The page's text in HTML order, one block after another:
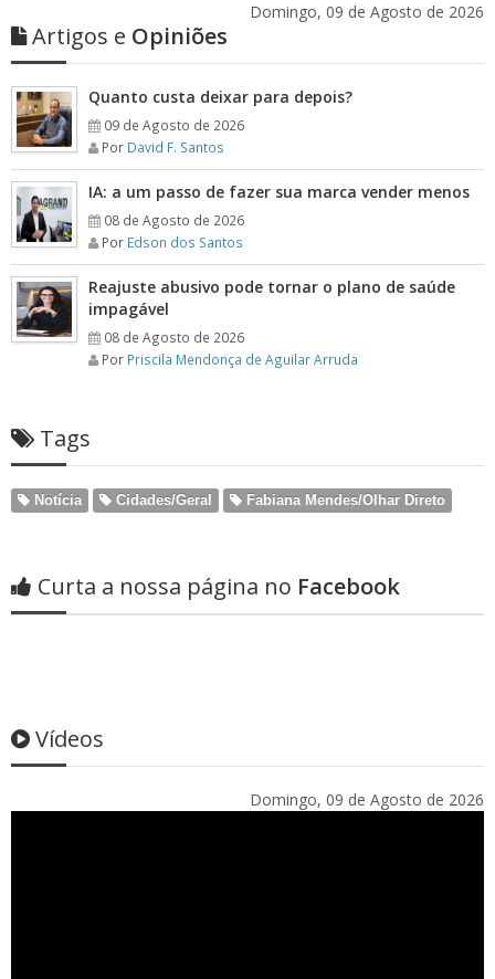
Domingo, 09 de Agosto de 2026
Artigos e Opiniões
Quanto custa deixar para depois?
09 de Agosto de 2026
Por David F. Santos
IA: a um passo de fazer sua marca vender menos
08 de Agosto de 2026
Por Edson dos Santos
Reajuste abusivo pode tornar o plano de saúde
impagável
08 de Agosto de 2026
Por Priscila Mendonça de Aguilar Arruda
Tags
Notícia Cidades/Geral Fabiana Mendes/Olhar Direto
Curta a nossa página no Facebook
Vídeos
Domingo, 09 de Agosto de 2026